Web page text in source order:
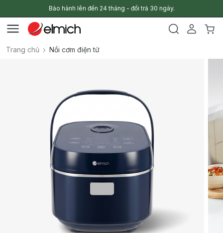
Bảo hành lên đến 24 tháng - đổi trả 30 ngày.
Trang chủ Nồi cơm điện tử